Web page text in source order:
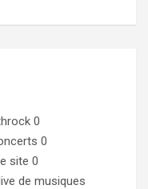
0
0
site 0
de musiques